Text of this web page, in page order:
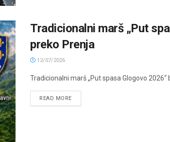
Tradicionalni marš „Put
preko Prenja
12/07/2026
Tradicionalni marš „Put spasa Glogovo 2026“
READ MORE